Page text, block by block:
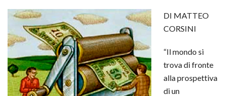
DI MATTEO
CORSINI
“Il mondo si
trova di fronte
alla prospettiva
di un